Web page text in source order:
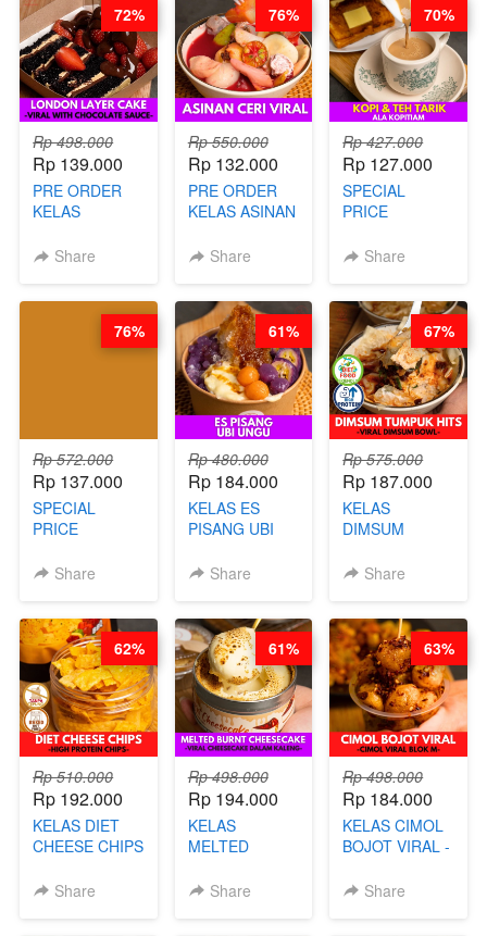
Rp 498.000
Rp 139.000
PRE ORDER
KELAS
LAYER CAKE -
SAUCE- BY
(TAYANG 18
Share
72%
Rp 550.000
Rp 132.000
PRE ORDER
KELAS ASINAN
BY CHEF DITA
Share
76%
Rp 427.000
Rp 127.000
SPECIAL
PRICE
KELAS KOPI &
BARISTA
ARISUDANA
(TANGGAL 10
AGS HARGA
NAIK! )
Share
70%
Rp 572.000
Rp 137.000
SPECIAL
PRICE
KELAS CAKWE
DITA
(TANGGAL 10
AGS HARGA
NAIK! )
Share
76%
Rp 480.000
Rp 184.000
KELAS ES
PISANG UBI
CHEF DITA
Share
61%
Rp 575.000
Rp 187.000
KELAS
DIMSUM
- VIRAL
STEPHANIE
Share
67%
Rp 510.000
Rp 192.000
KELAS DIET
CHEESE CHIPS
PROTEIN
Share
62%
Rp 498.000
Rp 194.000
KELAS
MELTED
CHEESECAKE -
Share
61%
Rp 498.000
Rp 184.000
KELAS CIMOL
BOJOT VIRAL -
BLOK M -BY
Share
63%